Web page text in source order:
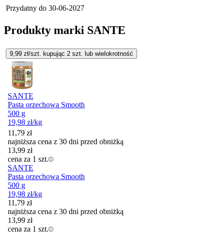
Przydatny do 30-06-2027
Produkty marki SANTE
9,99 zł/szt. kupując 2 szt. lub wielokrotność
SANTE
Pasta orzechowa Smooth
500 g
19,98 zł/kg
11,79 zł
najniższa cena z 30 dni przed obniżką
13,99 zł
cena za 1 szt.
SANTE
Pasta orzechowa Smooth
500 g
19,98 zł/kg
11,79 zł
najniższa cena z 30 dni przed obniżką
13,99 zł
cena za 1 szt.